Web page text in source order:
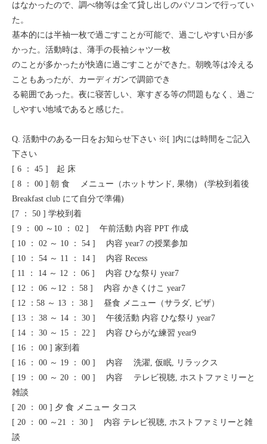
はなかったので、調べ物等は全て貸し出しのパソコンで行ってい
た。
基本的には半袖一枚で過ごすことが可能で、過ごしやすい日が多
かった。活動時は、薄手の長袖シャツ一枚
のことが多かったが快適に過ごすことができた。朝晩等は冷える
こともあったが、カーディガンで調節でき
る範囲であった。夜に寝苦しい、寒すぎる等の問題もなく、過ご
しやすい地域であると感じた。
Q. 活動中のある一日をお知らせ下さい ※[ ]内には時間をご記入
下さい
[ 6 ： 45 ] 起 床
[ 8 ： 00 ] 朝 食 メニュー（ホットサンド, 果物） (学校到着後
Breakfast club にて自分で準備)
[7 ： 50 ] 学校到着
[ 9 ： 00 ～10 ： 02 ] 午前活動 内容 PPT 作成
[ 10 ： 02 ～ 10 ： 54 ] 内容 year7 の授業参加
[ 10 ： 54 ～ 11 ： 14 ] 内容 Recess
[ 11 ： 14 ～ 12 ： 06 ] 内容 ひな祭り year7
[ 12 ： 06 ～12 ： 58 ] 内容 かきくけこ year7
[ 12 ：58 ～ 13 ： 38 ] 昼食 メニュー（サラダ, ピザ）
[ 13 ： 38 ～ 14 ： 30 ] 午後活動 内容 ひな祭り year7
[ 14 ： 30 ～ 15 ： 22 ] 内容 ひらがな練習 year9
[ 16 ： 00 ] 家到着
[ 16 ： 00 ～ 19 ： 00 ] 内容 洗濯, 仮眠, リラックス
[ 19 ： 00 ～ 20 ： 00 ] 内容 テレビ視聴, ホストファミリーと
雑談
[ 20 ： 00 ] 夕 食 メニュー タコス
[ 20 ： 00 ～21 ： 30 ] 内容 テレビ視聴, ホストファミリーと雑
談